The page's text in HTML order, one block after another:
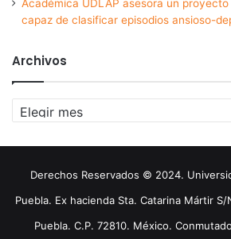
Académica UDLAP asesora un
capaz de clasificar episodios ansioso-
Archivos
Archivos
Derechos Reservados © 2024.
Puebla. Ex hacienda Sta. Catarina Mártir
Puebla. C.P. 72810. México.